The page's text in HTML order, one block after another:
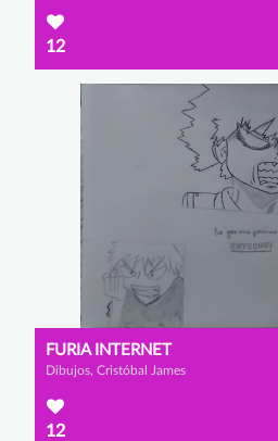
12
FURIA INTERNET
Dibujos, Cristóbal James
12